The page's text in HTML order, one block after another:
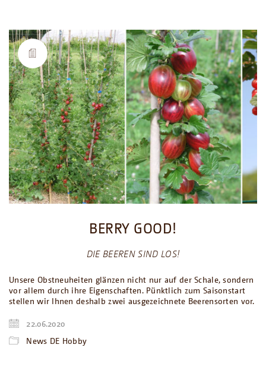
BERRY GOOD!
DIE BEEREN SIND LOS!
Unsere Obstneuheiten glänzen nicht nur auf der Schale, sondern
vor allem durch ihre Eigenschaften. Pünktlich zum Saisonstart
stellen wir Ihnen deshalb zwei ausgezeichnete Beerensorten vor.
22.06.2020
News DE Hobby